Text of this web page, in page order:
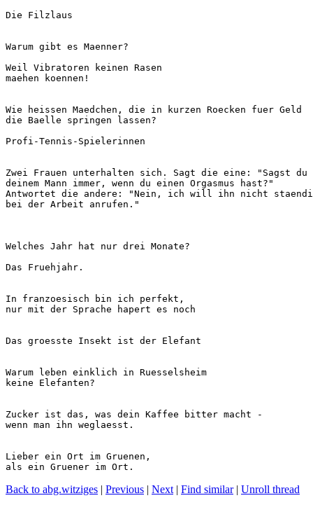
Die Filzlaus
Warum gibt es Maenner?
Weil Vibratoren keinen Rasen
maehen koennen!
Wie heissen Maedchen, die in kurzen Roecken fuer Geld
die Baelle springen lassen?
Profi-Tennis-Spielerinnen
Zwei Frauen unterhalten sich. Sagt die eine: "Sagst du
deinem Mann immer, wenn du einen Orgasmus hast?"
Antwortet die andere: "Nein, ich will ihn nicht
bei der Arbeit anrufen."
Welches Jahr hat nur drei Monate?
Das Fruehjahr.
In franzoesisch bin ich perfekt,
nur mit der Sprache hapert es noch
Das groesste Insekt ist der Elefant
Warum leben einklich in Ruesselsheim
keine Elefanten?
Zucker ist das, was dein Kaffee bitter macht -
wenn man ihn weglaesst.
Lieber ein Ort im Gruenen,
Back to abg.witziges | Previous | Next | Find similar| Unroll thread